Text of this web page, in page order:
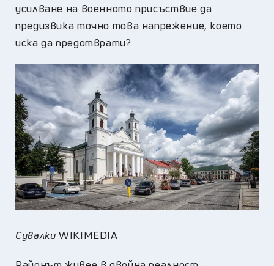
усилване на военното присъствие да
предизвика точно това напрежение, което
иска да предотврати?
Сувалки WIKIMEDIA